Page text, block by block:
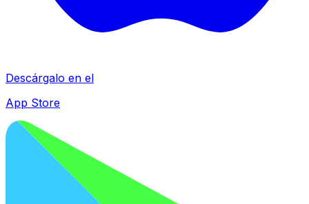
Descárgalo en el
App Store